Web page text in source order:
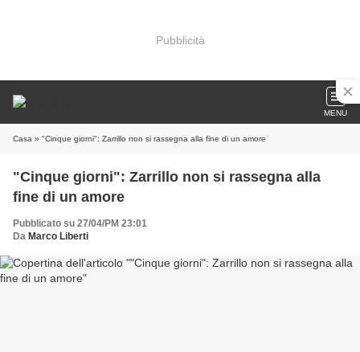
Pubblicità
MENU
Casa » "Cinque giorni": Zarrillo non si rassegna alla fine di un amore
"Cinque giorni": Zarrillo non si rassegna alla
fine di un amore
Pubblicato su 27/04/PM 23:01
Da Marco Liberti